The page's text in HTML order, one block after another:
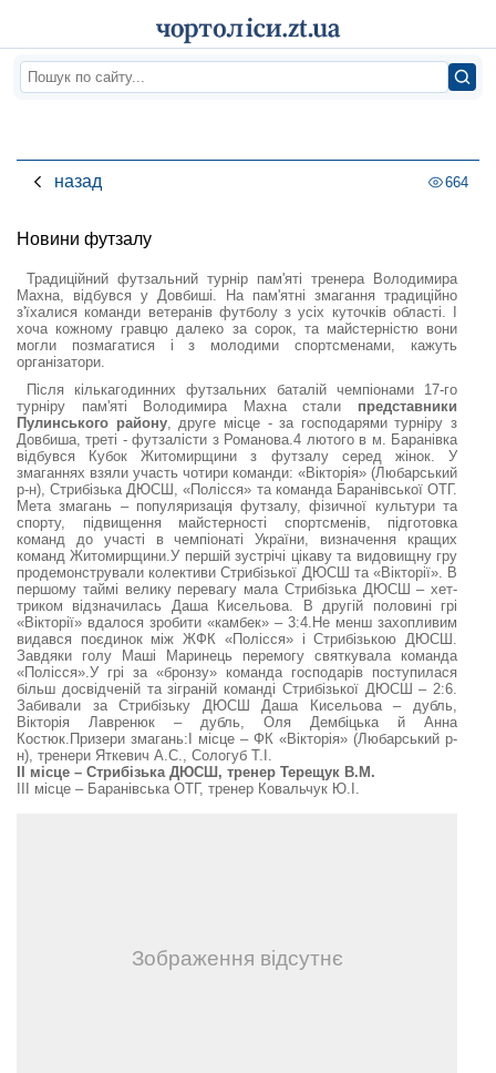
назад 664
Новини футзалу
Традиційний футзальний турнір пам'яті тренера Володимира
Махна, відбувся у Довбиші. На пам'ятні змагання традиційно
з'їхалися команди ветеранів футболу з усіх куточків області. І
хоча кожному гравцю далеко за сорок, та майстерністю вони
могли позмагатися і з молодими спортсменами, кажуть
організатори.
Після кількагодинних футзальних баталій чемпіонами 17-го
турніру пам'яті Володимира Махна стали представники
Пулинського району, друге місце - за господарями турніру з
Довбиша, треті - футзалісти з Романова.4 лютого в м. Баранівка
відбувся Кубок Житомирщини з футзалу серед жінок. У
змаганнях взяли участь чотири команди: «Вікторія» (Любарський
р-н), Стрибізька ДЮСШ, «Полісся» та команда Баранівської ОТГ.
Мета змагань – популяризація футзалу, фізичної культури та
спорту, підвищення майстерності спортсменів, підготовка
команд до участі в чемпіонаті України, визначення кращих
команд Житомирщини.У першій зустрічі цікаву та видовищну гру
продемонстрували колективи Стрибізької ДЮСШ та «Вікторії». В
першому таймі велику перевагу мала Стрибізька ДЮСШ – хет-
триком відзначилась Даша Кисельова. В другій половині грі
«Вікторії» вдалося зробити «камбек» – 3:4.Не менш захопливим
видався поєдинок між ЖФК «Полісся» і Стрибізькою ДЮСШ.
Завдяки голу Маші Маринець перемогу святкувала команда
«Полісся».У грі за «бронзу» команда господарів поступилася
більш досвідченій та зіграній команді Стрибізької ДЮСШ – 2:6.
Забивали за Стрибізьку ДЮСШ Даша Кисельова – дубль,
Вікторія Лавренюк – дубль, Оля Дембіцька й Анна
Костюк.Призери змагань:І місце – ФК «Вікторія» (Любарський р-
н), тренери Яткевич А.С., Сологуб Т.І.
ІІ місце – Стрибізька ДЮСШ, тренер Терещук В.М.
ІІІ місце – Баранівська ОТГ, тренер Ковальчук Ю.І.